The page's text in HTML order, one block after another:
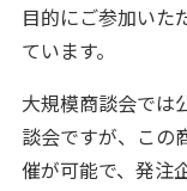
目的にご参加いた
ています。
大規模商談会では
談会ですが、この
催が可能で、発注